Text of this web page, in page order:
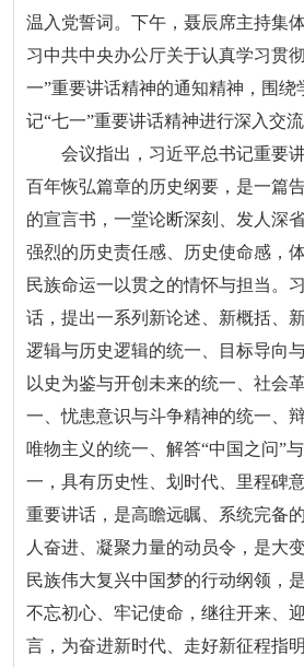
温入党誓词。下午，聂辰席主持集
习中共中央办公厅关于认真学习贯
一”重要讲话精神的通知精神，围绕
记“七一”重要讲话精神进行深入交流
会议指出，习近平总书记重要
百年恢弘篇章的历史纲要，是一篇
的宣言书，一堂论断深刻、发人深
强烈的历史责任感、历史使命感，
民族命运一以贯之的情怀与担当。
话，提出一系列新论述、新概括、
逻辑与历史逻辑的统一、目标导向
以史为鉴与开创未来的统一、社会
一、忧患意识与斗争精神的统一、
唯物主义的统一、解答“中国之问”
一，具有历史性、划时代、里程碑
重要讲话，是高瞻远瞩、系统完备
人奋进、凝聚力量的动员令，是大
民族伟大复兴中国梦的行动纲领，
不忘初心、牢记使命，继往开来、
言，为奋进新时代、走好新征程指